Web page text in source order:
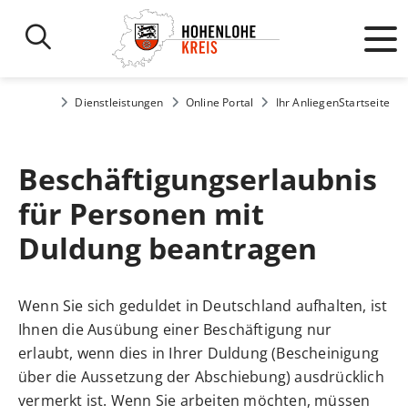
Startseite
Ihr Anliegen
Online Portal
Dienstleistungen
Beschäftigungserlaubnis
für Personen mit
Duldung beantragen
Wenn Sie sich geduldet in Deutschland aufhalten, ist
Ihnen die Ausübung einer Beschäftigung nur
erlaubt, wenn dies in Ihrer Duldung (Bescheinigung
über die Aussetzung der Abschiebung) ausdrücklich
vermerkt ist. Wenn Sie arbeiten möchten, müssen